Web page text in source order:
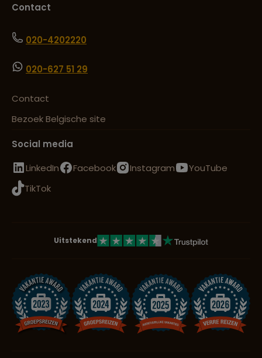
Contact
020-4202220
020-627 51 29
Contact
Bezoek Belgische site
Social media
LinkedIn
Facebook Instagram
YouTube
TikTok
Uitstekend